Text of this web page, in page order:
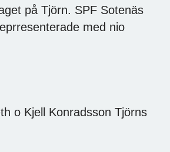
på Tjörn. SPF Sotenäs
med nio
o Kjell Konradsson Tjörns